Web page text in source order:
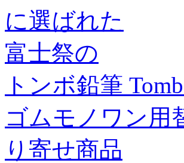
に選ばれた
富士祭の
トンボ鉛筆
ゴムモノワン用
り寄せ商品